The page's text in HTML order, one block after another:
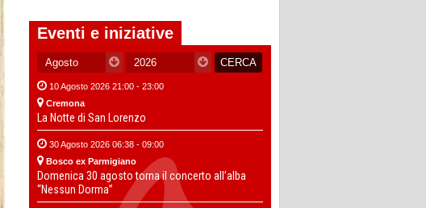
Eventi e iniziative
10 Agosto 2026 21:00 - 23:00
Cremona
La Notte di San Lorenzo
30 Agosto 2026 06:38 - 09:00
Bosco ex Parmigiano
Domenica 30 agosto torna il concerto all’alba
“Nessun Dorma”